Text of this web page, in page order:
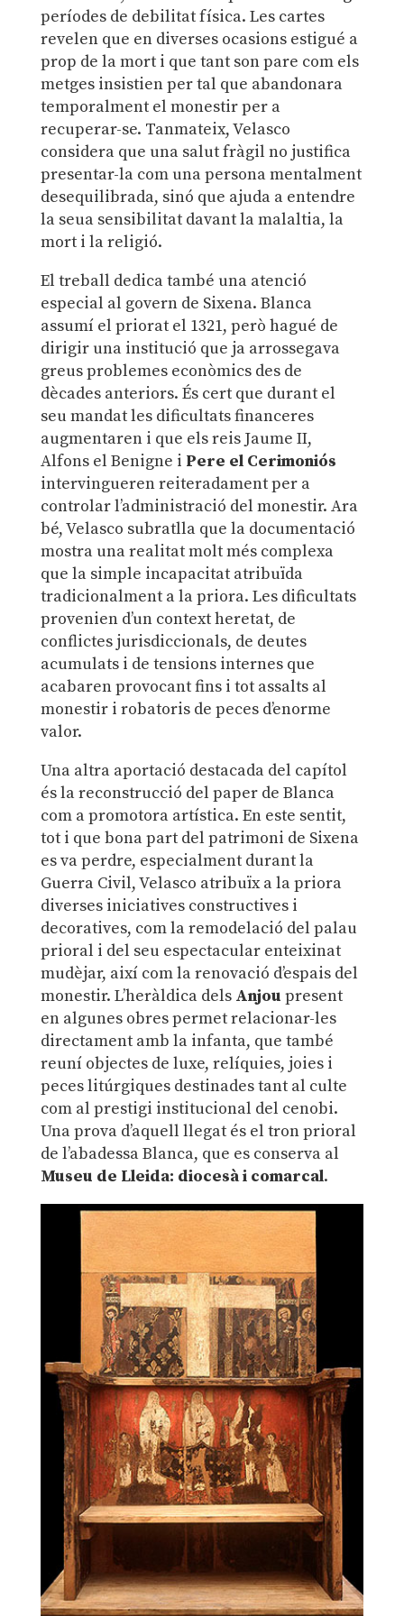
períodes de debilitat física. Les cartes
revelen que en diverses ocasions estigué a
prop de la mort i que tant son pare com els
metges insistien per tal que abandonara
temporalment el monestir per a
recuperar-se. Tanmateix, Velasco
considera que una salut fràgil no justifica
presentar-la com una persona mentalment
desequilibrada, sinó que ajuda a entendre
la seua sensibilitat davant la malaltia, la
mort i la religió.
El treball dedica també una atenció
especial al govern de Sixena. Blanca
assumí el priorat el 1321, però hagué de
dirigir una institució que ja arrossegava
greus problemes econòmics des de
dècades anteriors. És cert que durant el
seu mandat les dificultats financeres
augmentaren i que els reis Jaume II,
Alfons el Benigne i Pere el Cerimoniós
intervingueren reiteradament per a
controlar l’administració del monestir. Ara
bé, Velasco subratlla que la documentació
mostra una realitat molt més complexa
que la simple incapacitat atribuïda
tradicionalment a la priora. Les dificultats
provenien d’un context heretat, de
conflictes jurisdiccionals, de deutes
acumulats i de tensions internes que
acabaren provocant fins i tot assalts al
monestir i robatoris de peces d’enorme
valor.
Una altra aportació destacada del capítol
és la reconstrucció del paper de Blanca
com a promotora artística. En este sentit,
tot i que bona part del patrimoni de Sixena
es va perdre, especialment durant la
Guerra Civil, Velasco atribuïx a la priora
diverses iniciatives constructives i
decoratives, com la remodelació del palau
prioral i del seu espectacular enteixinat
mudèjar, així com la renovació d’espais del
monestir. L’heràldica dels Anjou present
en algunes obres permet relacionar-les
directament amb la infanta, que també
reuní objectes de luxe, relíquies, joies i
peces litúrgiques destinades tant al culte
com al prestigi institucional del cenobi.
Una prova d’aquell llegat és el tron prioral
de l’abadessa Blanca, que es conserva al
Museu de Lleida: diocesà i comarcal.